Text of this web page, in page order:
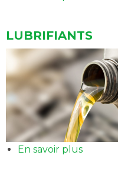
LUBRIFIANTS
En savoir plus